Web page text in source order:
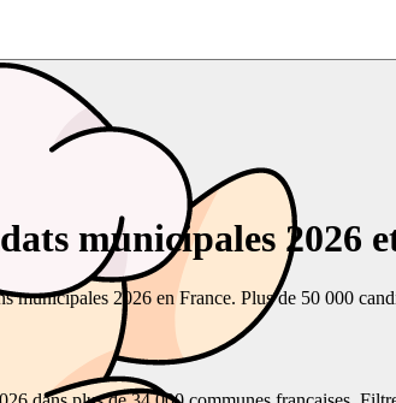
municipales 2026
municipales 2026 en France. Plus de 50 000